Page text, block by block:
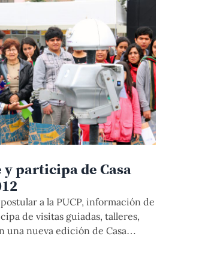
participa de Casa
a la PUCP, información de
de visitas guiadas, talleres,
una nueva edición de Casa
PUCP.